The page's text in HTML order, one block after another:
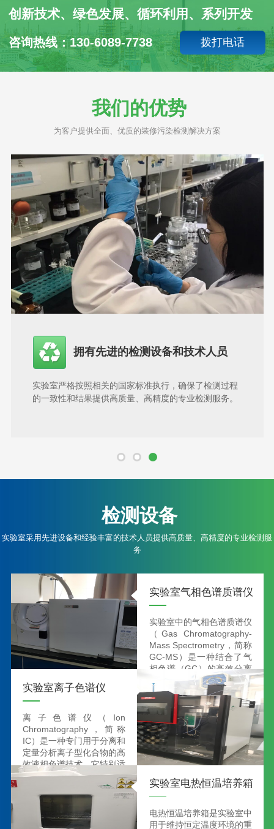
创新技术、绿色发展、循环利用、系列开发
咨询热线：130-6089-7738 拨打电话
我们的优势
为客户提供全面、优质的装修污染检测解决方案
拥有先进的检测设备和技术人员
实验室严格按照相关的国家标准执行，确保了检测过程
的一致性和结果提供高质量、高精度的专业检测服务。
检测设备
实验室采用先进设备和经验丰富的技术人员提供高质量、高精度的专业检测服
务
实验室气相色谱质谱仪
实验室中的气相色谱质谱仪
（Gas Chromatography-
Mass Spectrometry，简称
GC-MS）是一种结合了气
相色谱（GC）的高效分离
能力和质谱（MS）的强大
定性、定量分析能力的仪
器。它被广泛应用于环境监
测、食品安全、药物开发、
毒理学研究等多个领域。
实验室离子色谱仪
离子色谱仪（Ion
Chromatography，简称
IC）是一种专门用于分离和
定量分析离子型化合物的高
效液相色谱技术。它特别适
用于检测水溶性阴离子和阳
离子，如氟离子、氯离子、
溴离子、硝酸根、硫酸根、
铵根等。离子色谱法因其高
灵敏度、选择性和重现性而
实验室电热恒温培养箱
电热恒温培养箱是实验室中
用于维持恒定温度环境的重